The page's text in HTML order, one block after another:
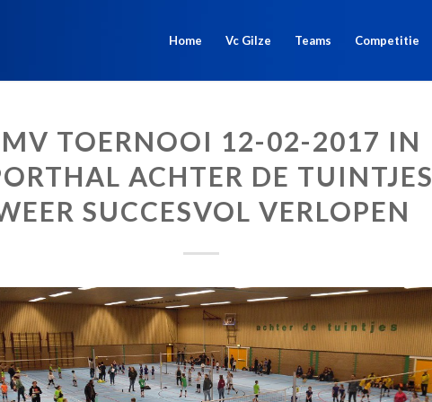
Home Vc Gilze Teams Competitie
TOERNOOI 12-02-2017 IN
ACHTER DE TUINTJES
SUCCESVOL VERLOPEN